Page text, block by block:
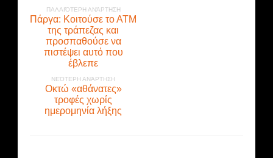
ΠΑΛΑΙΌΤΕΡΗ ΑΝΆΡΤΗΣΗ
Πάργα: Κοιτούσε το ΑΤΜ
της τράπεζας και
προσπαθούσε να
πιστέψει αυτό που
έβλεπε
ΝΕΌΤΕΡΗ ΑΝΆΡΤΗΣΗ
Οκτώ «αθάνατες»
τροφές χωρίς
ημερομηνία λήξης